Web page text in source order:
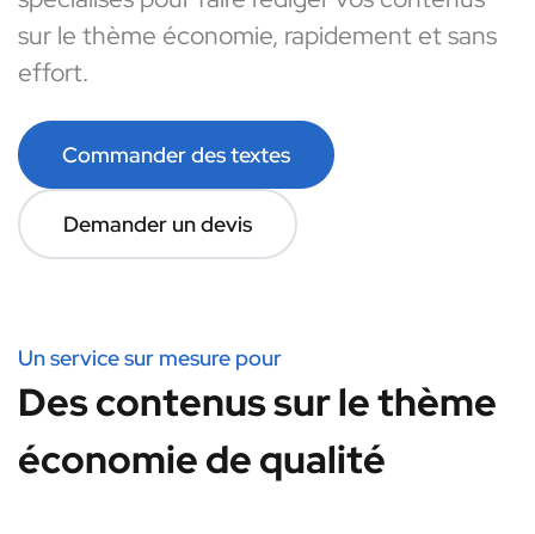
sur le thème économie, rapidement et sans
effort.
Commander des textes
Demander un devis
Un service sur mesure pour
Des contenus sur le thème
économie de qualité